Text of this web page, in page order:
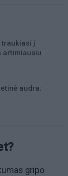
į
artimiausiu
audra:
gripo